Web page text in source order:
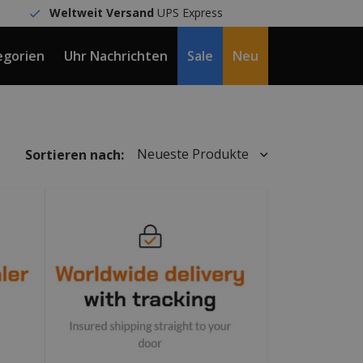
Weltweit Versand UPS Express
Uhr Nachrichten Sale Neu
Sortieren nach: Neueste Produkte